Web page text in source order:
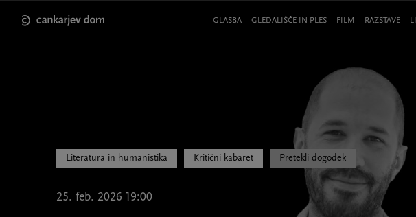
main
MeniGLASBA GLEDALIŠČE IN PLES FILM RAZSTAVE
Literatura in humanistika Kritični kabaret Pretekli dogodek
25. feb. 2026 19:00